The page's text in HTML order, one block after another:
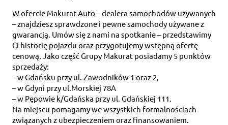
W ofercie Makurat Auto – dealera samochodów używanych
– znajdziesz sprawdzone i pewne samochody używane z
gwarancją. Umów się z nami na spotkanie – przedstawimy
Ci historię pojazdu oraz przygotujemy wstępną ofertę
cenową. Jako część Grupy Makurat posiadamy 5 punktów
sprzedaży:
– w Gdańsku przy ul. Zawodników 1 oraz 2,
– w Gdyni przy ul.Morskiej 78A
– w Pępowie k/Gdańska przy ul. Gdańskiej 111.
Na miejscu pomagamy we wszystkich formalnościach
związanych z ubezpieczeniem oraz finansowaniem.